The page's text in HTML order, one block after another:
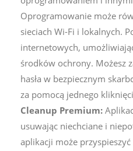
Oprogramowanie może
sieciach Wi-Fi i lokalnych.
internetowych,
środków ochrony. Możesz
hasła w bezpiecznym
za pomocą jednego
Cleanup Premium:
usuwając niechciane i
aplikacji może